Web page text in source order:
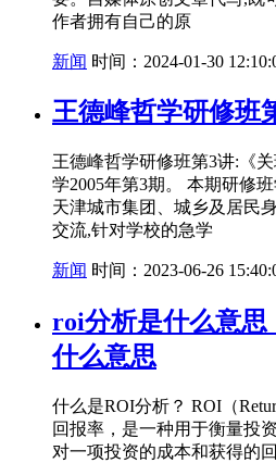
作者拥有自己的原
新闻 时间：2024-01-30
王德峰哲学研修班
王德峰哲学研修班第3讲:《
学2005年第3期。 本期研修
天津城市集团、城乡及居民
交流,针对学校的急学
新闻 时间：2023-06-26
roi分析是什么意思
什么意思
什么是ROI分析？ ROI（
回报率，是一种用于衡量投
对一项投资的成本和获得的